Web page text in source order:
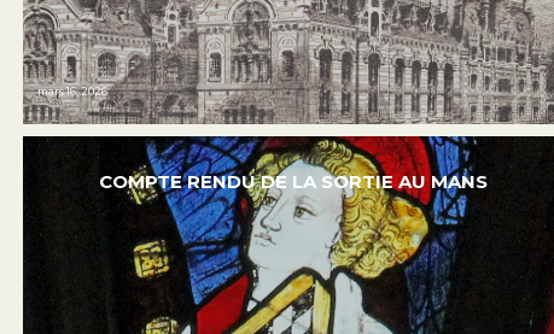
mars 16, 2026
COMPTE RENDU DE LA SORTIE AU MANS